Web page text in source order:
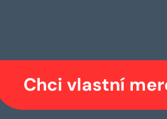
Chci vlastní